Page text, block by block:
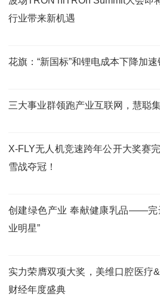
行业带来新机遇
花旗：“新国标”和锂电成本下降加
三大事业群领跑产业互联网，慧聪
X-FLY无人机竞速跨年公开大奖赛
雪战夺冠！
创建绿色产业 奉献健康乳品——完
业明星”
实力荣膺双项大奖，美维口腔医疗
财经年度盛典